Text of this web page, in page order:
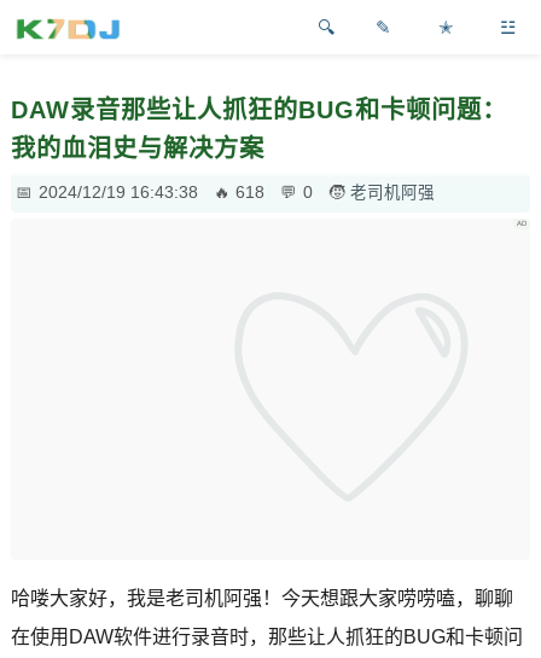
✎ ✭ ☳
DAW录音那些让人抓狂的BUG和卡顿问题：
我的血泪史与解决方案
2024/12/19 16:43:38 618 0 老司机阿强
哈喽大家好，我是老司机阿强！今天想跟大家唠唠嗑，聊聊
在使用DAW软件进行录音时，那些让人抓狂的BUG和卡顿问